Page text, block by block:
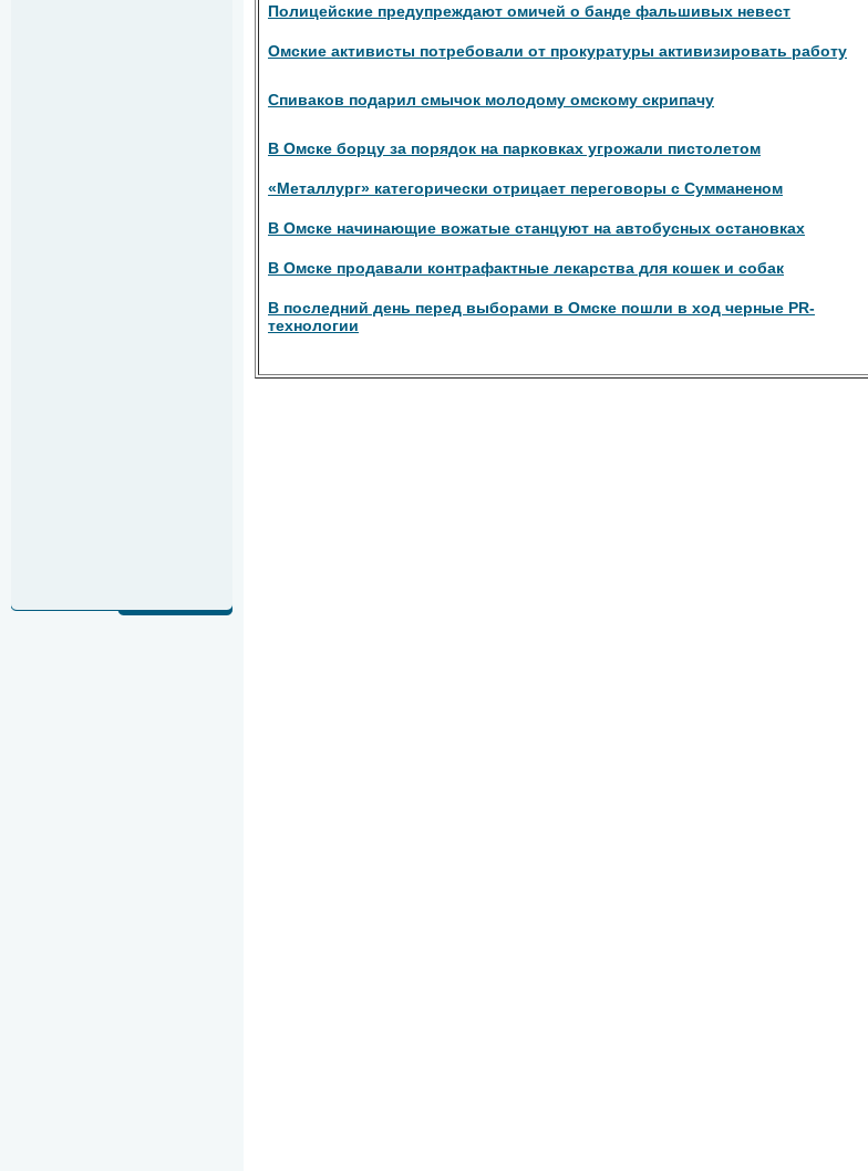
Полицейские предупреждают омичей о банде фальшивых невест
Омские активисты потребовали от прокуратуры активизировать работу
Спиваков подарил смычок молодому омскому скрипачу
В Омске борцу за порядок на парковках угрожали пистолетом
«Металлург» категорически отрицает переговоры с Сумманеном
В Омске начинающие вожатые станцуют на автобусных остановках
В Омске продавали контрафактные лекарства для кошек и собак
В последний день перед выборами в Омске пошли в ход черные PR-
технологии